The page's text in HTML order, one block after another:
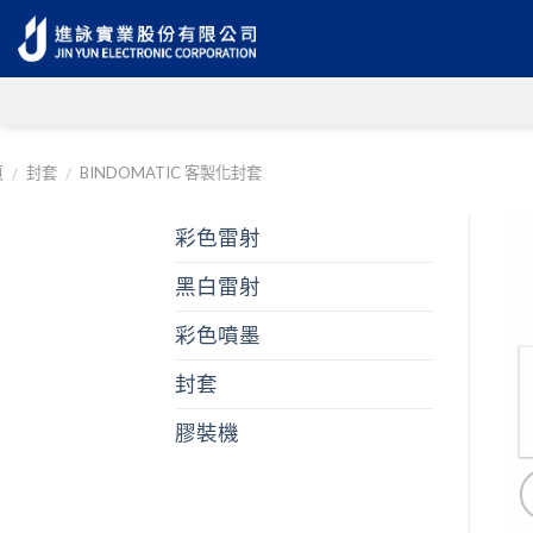
Skip
to
content
/ 封套 / BINDOMATIC 客製化封套
彩色雷射
黑白雷射
彩色噴墨
封套
膠裝機